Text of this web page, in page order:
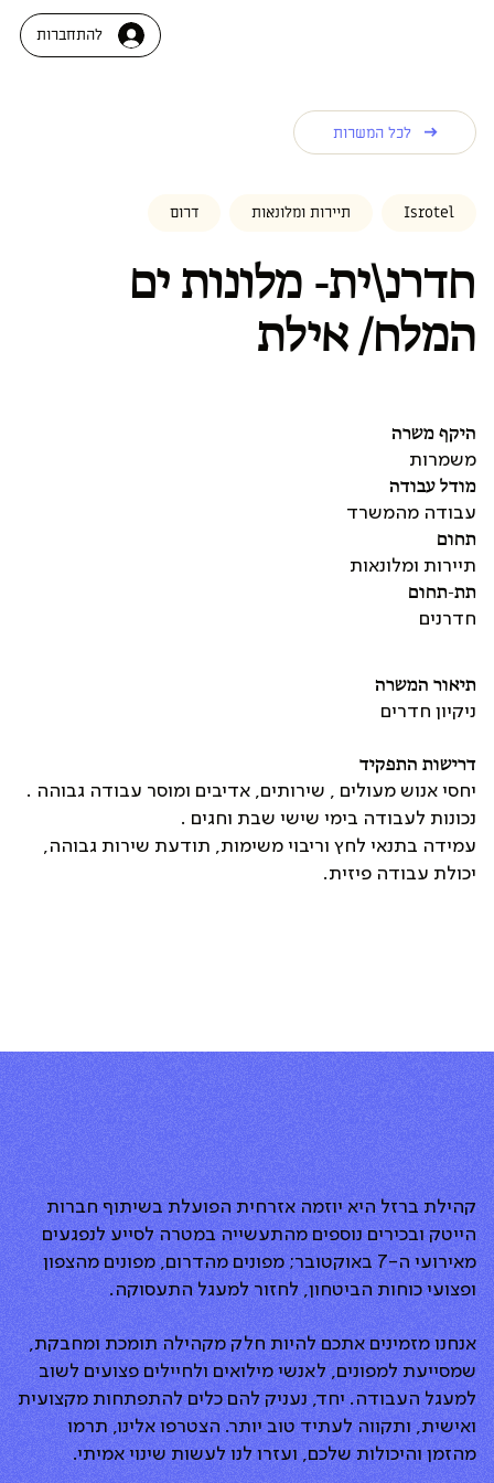
להתחברות
תיאור המשרה
ניקיון חדרים
דרישות התפקיד
יחסי אנוש מעולים , שירותים, אדיבים ומוסר עבודה גבוהה .
נכונות לעבודה בימי שישי שבת וחגים .
עמידה בתנאי לחץ וריבוי משימות, תודעת שירות גבוהה,
יכולת עבודה פיזית.
לכל המשרות
חדרנ\ית- מלונות ים
המלח/ אילת
Isrotel תיירות ומלונאות דרום
היקף משרה
משמרות
מודל עבודה
עבודה מהמשרד
תחום
תיירות ומלונאות
תת-תחום
חדרנים
קהילת ברזל היא יוזמה אזרחית הפועלת בשיתוף חברות
הייטק ובכירים נוספים מהתעשייה במטרה לסייע לנפגעים
מאירועי ה-7 באוקטובר; מפונים מהדרום, מפונים מהצפון
ופצועי כוחות הביטחון, לחזור למעגל התעסוקה.
אנחנו מזמינים אתכם להיות חלק מקהילה תומכת ומחבקת,
שמסייעת למפונים, לאנשי מילואים ולחיילים פצועים לשוב
למעגל העבודה. יחד, נעניק להם כלים להתפתחות מקצועית
ואישית, ותקווה לעתיד טוב יותר. הצטרפו אלינו, תרמו
מהזמן והיכולות שלכם, ועזרו לנו לעשות שינוי אמיתי.